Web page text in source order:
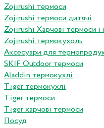
Zojirushi термоси
Zojirushi термоси дитячі
Zojirushi Харчові термоси і
Zojirushi термокухоль
Аксесуари для
SKIF Outdoor термоси
Aladdin термокухлі
Tiger термокухлі
Tiger термоси
Tiger харчові термоси
Посуд